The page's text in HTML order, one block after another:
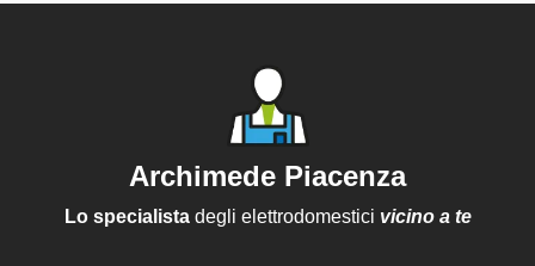
Archimede Piacenza
Lo specialistadegli elettrodomestici vicino a te